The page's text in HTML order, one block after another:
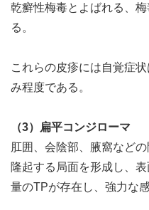
乾癬性梅毒とよばれる、
る。
これらの皮疹には自覚症
み程度である。
（3）扁平コンジローマ
肛囲、会陰部、腋窩など
隆起する局面を形成し、
量のTPが存在し、強力な